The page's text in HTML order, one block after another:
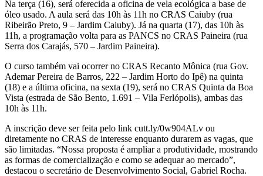
Na terça (16), será oferecida a oficina de vela ecológica a base de
óleo usado. A aula será das 10h às 11h no CRAS Caiuby (rua
Ribeirão Preto, 9 – Jardim Caiuby). Já na quarta (17), das 10h às
11h, a programação volta para as PANCS no CRAS Paineira (rua
Serra dos Carajás, 570 – Jardim Paineira).
O curso também vai ocorrer no CRAS Recanto Mônica (rua Gov.
Ademar Pereira de Barros, 222 – Jardim Horto do Ipê) na quinta
(18) e a última oficina, na sexta (19), será no CRAS Quinta da Boa
Vista (estrada de São Bento, 1.691 – Vila Ferlópolis), ambas das
10h às 11h.
A inscrição deve ser feita pelo link cutt.ly/0w904ALv ou
diretamente no CRAS de interesse enquanto durarem as vagas, que
são limitadas. “Nossa proposta é ampliar a produtividade, mostrando
as formas de comercialização e como se adequar ao mercado”,
destacou o secretário de Desenvolvimento Social, Gabriel Rocha.